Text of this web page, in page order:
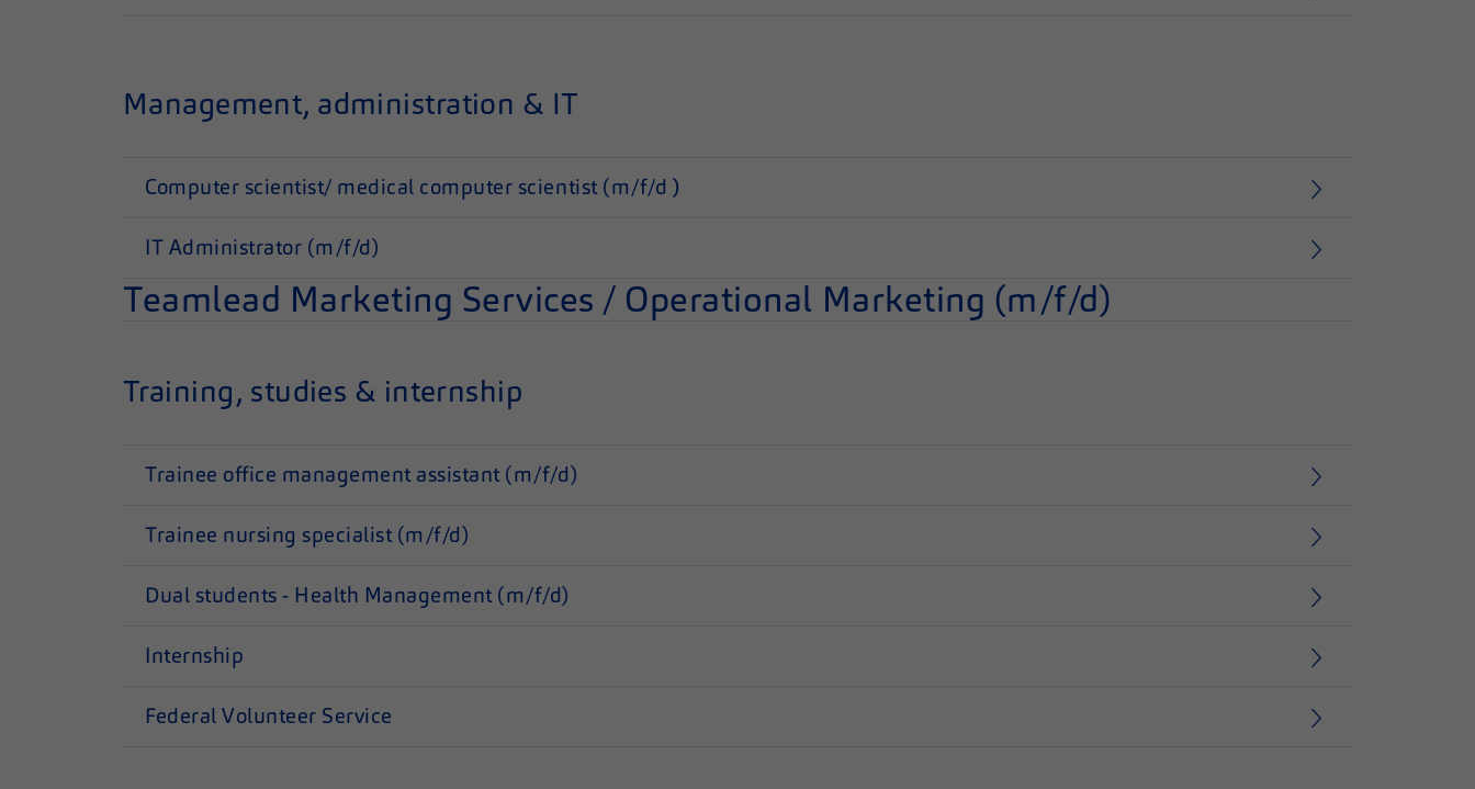
Management, administration & IT
Computer scientist/ medical computer scientist (m/f/d )
IT Administrator (m/f/d)
Teamlead Marketing Services / Operational Marketing (m/f/d)
Training, studies & internship
Trainee office management assistant (m/f/d)
Trainee nursing specialist (m/f/d)
Dual students - Health Management (m/f/d)
Internship
Federal Volunteer Service